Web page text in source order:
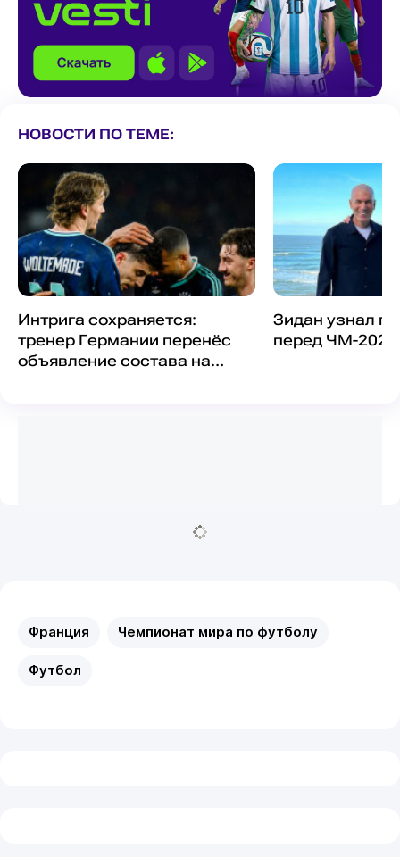
НОВОСТИ ПО ТЕМЕ:
Интрига сохраняется:
тренер Германии перенёс
объявление состава на
Зидан узнал
перед ЧМ-2026
Франция Чемпионат мира по футболу
Футбол